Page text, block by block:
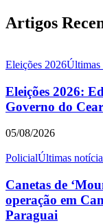
Artigos
Eleições 2026Últimas
Eleições 2026:
Governo do
05/08/2026
PolicialÚltimas
Canetas de
operação em
Paraguai